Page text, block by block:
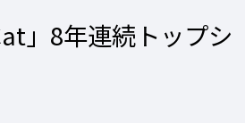
」8年連続トップシ